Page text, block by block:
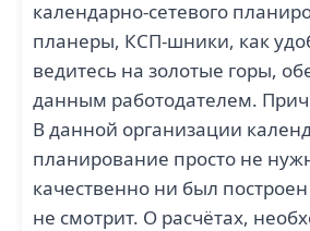
календарно-сетевого
планеры, КСП-шники, как
ведитесь на золотые горы,
данным работодателем.
В данной организации
планирование просто не
качественно ни был
не смотрит. О расчётах,